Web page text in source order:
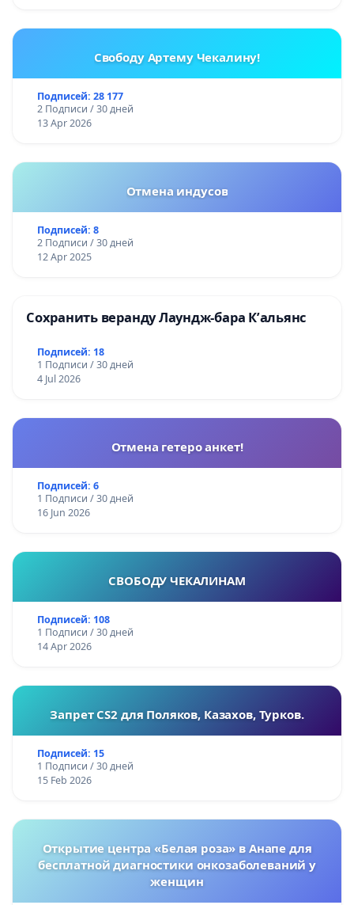
Свободу Артему Чекалину!
Подписей: 28 177
2 Подписи / 30 дней
13 Apr 2026
Отмена индусов
Подписей: 8
2 Подписи / 30 дней
12 Apr 2025
Сохранить веранду Лаундж-бара К’альянс
Подписей: 18
1 Подписи / 30 дней
4 Jul 2026
Отмена гетеро анкет!
Подписей: 6
1 Подписи / 30 дней
16 Jun 2026
СВОБОДУ ЧЕКАЛИНАМ
Подписей: 108
1 Подписи / 30 дней
14 Apr 2026
Запрет CS2 для Поляков, Казахов, Турков.
Подписей: 15
1 Подписи / 30 дней
15 Feb 2026
Открытие центра «Белая роза» в Анапе для
бесплатной диагностики онкозаболеваний у
женщин